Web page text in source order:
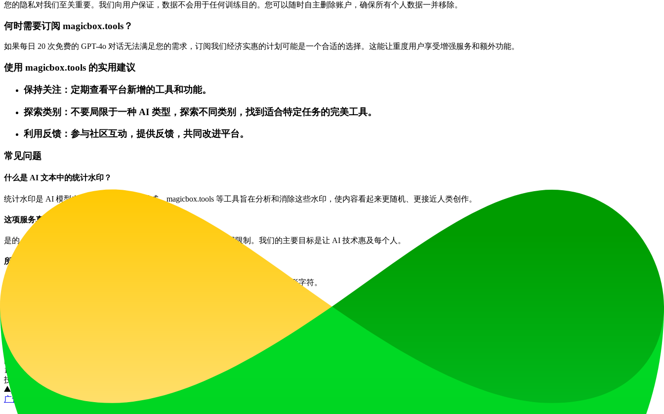
您的隐私对我们至关重要。我们向用户保证，数据不会用于任何训练目的。您可以随时自主删除账户，确保所有个人数据一并移除。
何时需要订阅 magicbox.tools？
如果每日 20 次免费的 GPT-4o 对话无法满足您的需求，订阅我们经济实惠的计划可能是一个合适的选择。这能让重度用户享受增强服务和额外功能。
使用 magicbox.tools 的实用建议
保持关注：定期查看平台新增的工具和功能。
探索类别：不要局限于一种 AI 类型，探索不同类别，找到适合特定任务的完美工具。
利用反馈：参与社区互动，提供反馈，共同改进平台。
常见问题
什么是 AI 文本中的统计水印？
统计水印是 AI 模型在生成文本中嵌入的模式。magicbox.tools 等工具旨在分析和消除这些水印，使内容看起来更随机、更接近人类创作。
这项服务真的免费吗？有什么限制吗？
是的，magicbox.tools 完全免费使用，没有隐藏费用、付费墙或试用限制。我们的主要目标是让 AI 技术惠及每个人。
所有功能都支持深度扫描隐形字符吗？
是的，magicbox.tools 内的每个功能都免费向所有用户开放，支持全面扫描和移除隐形字符。
与超过 48 万信任 magicbox.tools 的用户一起，体验 AI 的强大力量，满足创意与专业需求。借助我们丰富的功能和社区驱动的创新，最大化提升您的生产力。
立即免费使用 magicbox.tools
网站流量
18.9K/mo
技术栈
Vercel
Google AdSense
广告